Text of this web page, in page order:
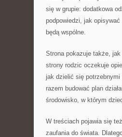
się w grupie: dodatkowa
podpowiedzi, jak
będą wspólne.
Strona pokazuje także,
strony rodzic oczekuje
jak dzielić się
razem budować plan
środowisko, w którym
W treściach pojawia się
zaufania do świata.